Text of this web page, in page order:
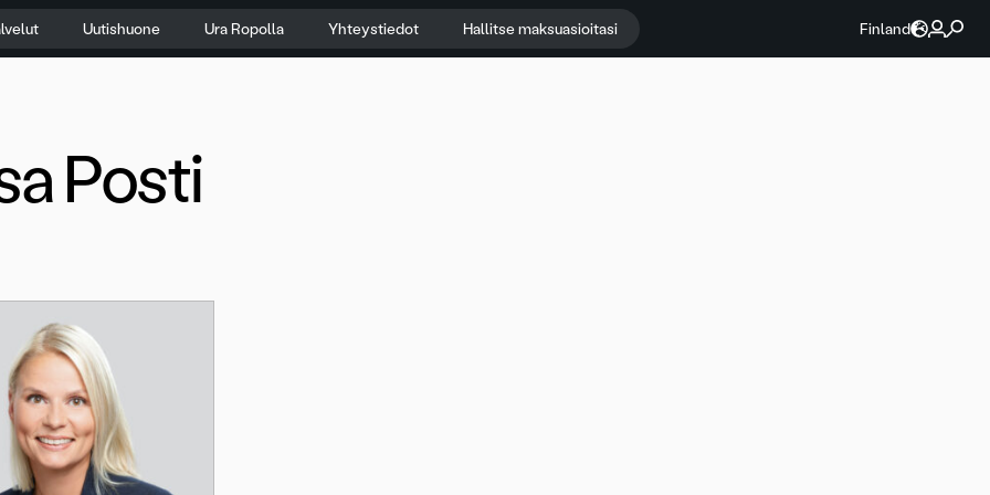
Uutishuone Ura Ropolla Yhteystiedot Hallitse maksuasioitasi Finland
Posti